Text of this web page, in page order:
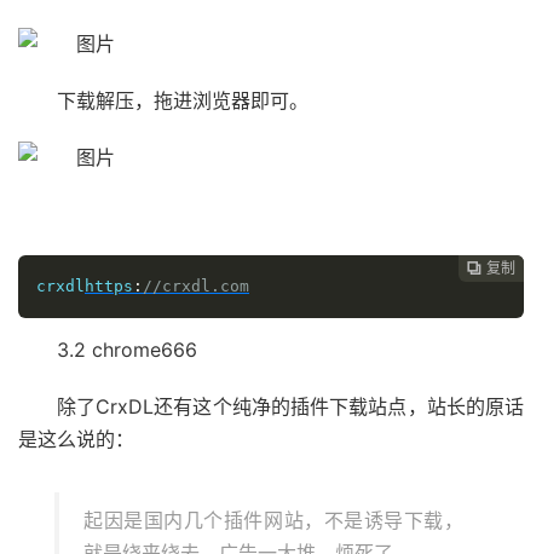
下载解压，拖进浏览器即可。
 复制
crxdl https : //crxdl.com
3.2 chrome666
除了CrxDL还有这个纯净的插件下载站点，站长的原话
是这么说的：
起因是国内几个插件网站，不是诱导下载，